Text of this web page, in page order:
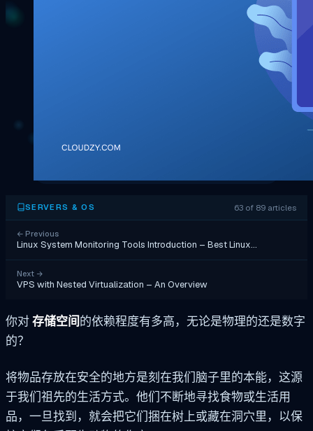
SERVERS & OS 63 of 89 articles
← Previous
Linux System Monitoring Tools Introduction – Best Linux…
Next →
VPS with Nested Virtualization – An Overview
你对存储空间的依赖程度有多高，无论是物理的还是数字
的？
将物品存放在安全的地方是刻在我们脑子里的本能，这源
于我们祖先的生活方式。他们不断地寻找食物或生活用
品，一旦找到，就会把它们捆在树上或藏在洞穴里，以保